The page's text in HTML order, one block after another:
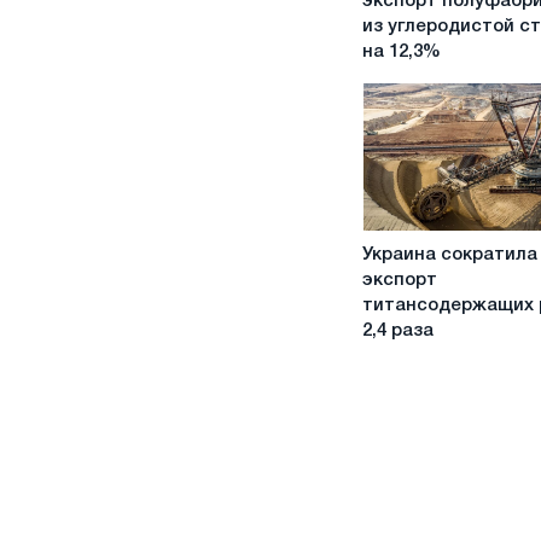
квартале
увеличила
экспорт
полуфабрикатов
из
углеродистой
стали
на
12,3%
из углеродистой
на 12,3%
сократила
экспорт
титансодержащих
руд
Украина сократила
экспорт
титансодержащих
2,4 раза